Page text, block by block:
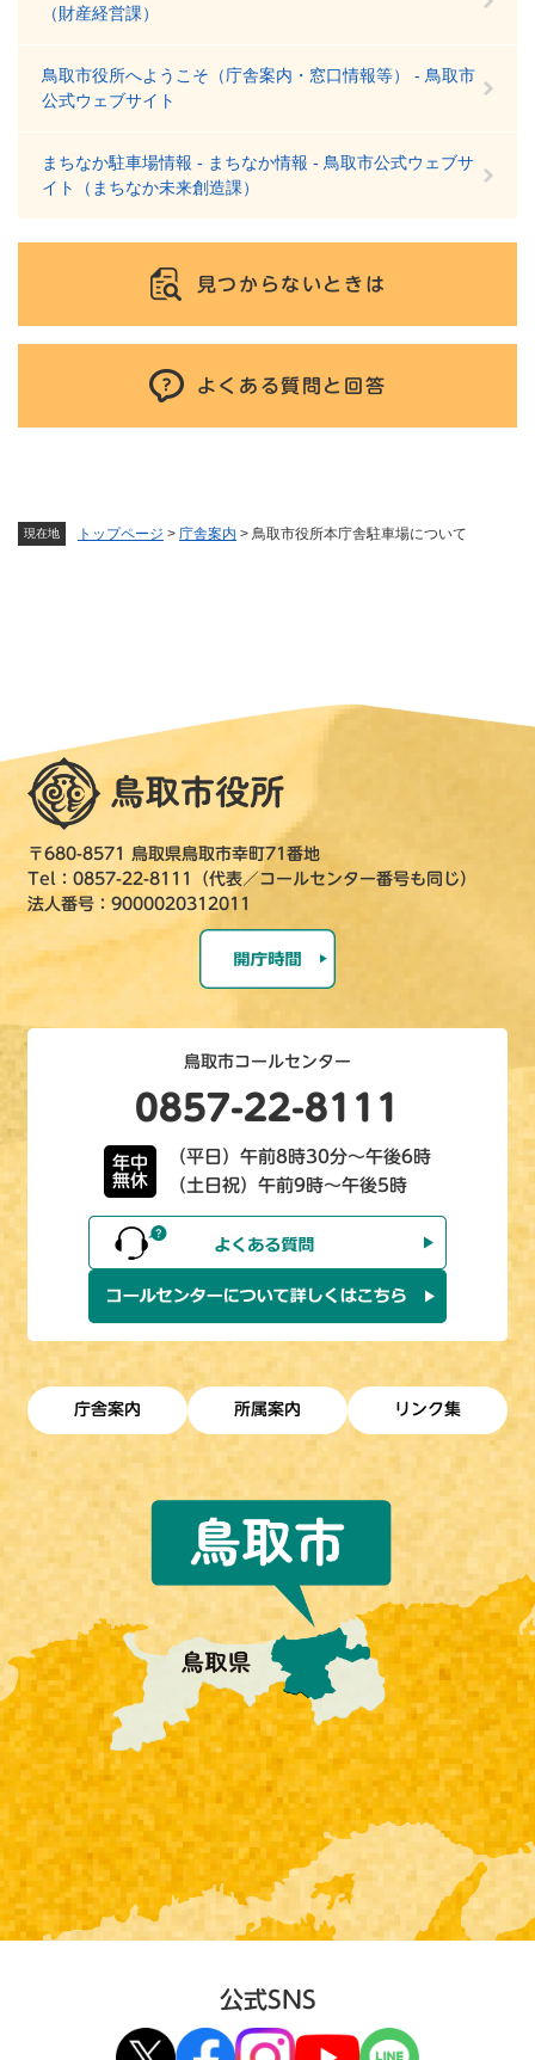
現在地 トップページ > 庁舎案内 > 鳥取市役所本庁舎駐車場について
（財産経営課）
鳥取市役所へようこそ（庁舎案内・窓口情報等） - 鳥取市
公式ウェブサイト
まちなか駐車場情報 - まちなか情報 - 鳥取市公式ウェブサ
イト（まちなか未来創造課）
見つからないときは
よくある質問と回答
〒680-8571 鳥取県鳥取市幸町71番地
Tel：0857-22-8111（代表／コールセンター番号も同じ）
法人番号：9000020312011
鳥取市コールセンター
0857-22-8111
年中
無休
（平日）午前8時30分～午後6時
（土日祝）午前9時～午後5時
庁舎案内 所属案内 リンク集
公式SNS